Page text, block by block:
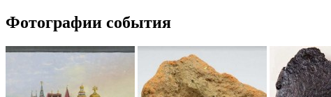
Фотографии события